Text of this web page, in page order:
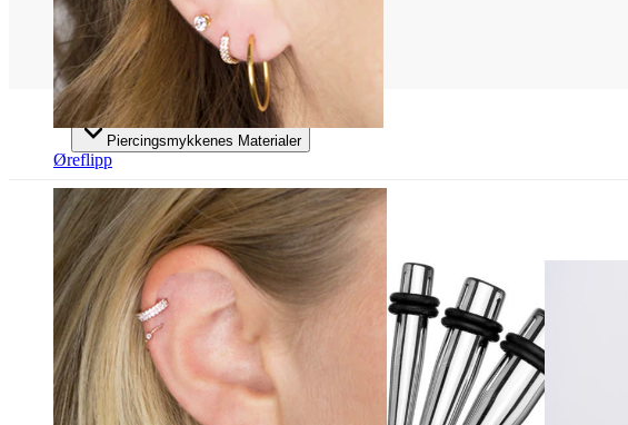
Øreflipp
Piercingsmykkenes Materialer
11 oppslager